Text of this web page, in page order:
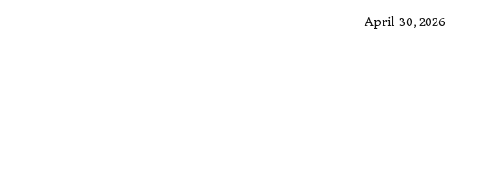
April 30, 2026